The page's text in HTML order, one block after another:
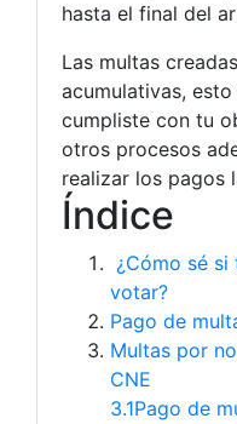
hasta el final del
Las multas
acumulativas,
cumpliste con tu
otros procesos
realizar los pagos
Índice
¿Cómo sé
votar?
Pago de
Multas por
CNE
3.1Pago de